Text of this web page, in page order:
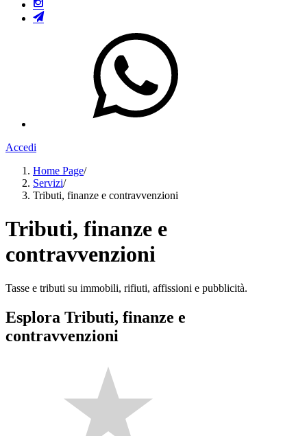
Accedi
Home Page/
Servizi/
Tributi, finanze e contravvenzioni
Tributi, finanze e
contravvenzioni
Tasse e tributi su immobili, rifiuti, affissioni e pubblicità.
Esplora Tributi, finanze e
contravvenzioni